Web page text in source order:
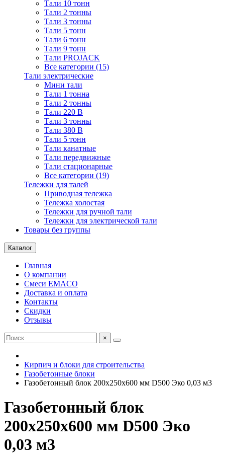
Тали 10 тонн
Тали 2 тонны
Тали 3 тонны
Тали 5 тонн
Тали 6 тонн
Тали 9 тонн
Тали PROJACK
Все категории (15)
Тали электрические
Мини тали
Тали 1 тонна
Тали 2 тонны
Тали 220 В
Тали 3 тонны
Тали 380 В
Тали 5 тонн
Тали канатные
Тали передвижные
Тали стационарные
Все категории (19)
Тележки для талей
Приводная тележка
Тележка холостая
Тележки для ручной тали
Тележки для электрической тали
Товары без группы
Каталог
Главная
О компании
Смеси EMACO
Доставка и оплата
Контакты
Скидки
Отзывы
×
Кирпич и блоки для строительства
Газобетонные блоки
Газобетонный блок 200х250х600 мм D500 Эко 0,03 м3
Газобетонный блок
200х250х600 мм D500 Эко
0,03 м3